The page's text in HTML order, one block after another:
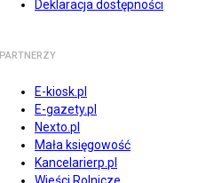
Deklaracja dostępności
PARTNERZY
E-kiosk.pl
E-gazety.pl
Nexto.pl
Mała księgowość
Kancelarierp.pl